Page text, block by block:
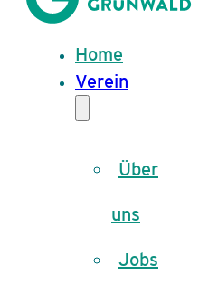
Home
Verein
Über
uns
Jobs